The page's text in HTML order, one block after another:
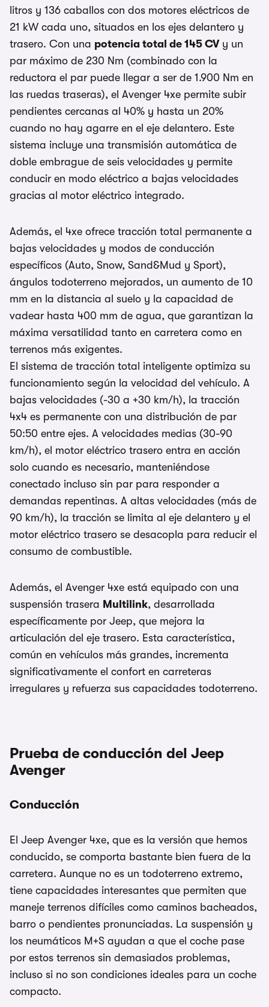
litros y 136 caballos con dos motores eléctricos de
21 kW cada uno, situados en los ejes delantero y
trasero. Con una potencia total de 145 CVy un
par máximo de 230 Nm (combinado con la
reductora el par puede llegar a ser de 1.900 Nm en
las ruedas traseras), el Avenger 4xe permite subir
pendientes cercanas al 40% y hasta un 20%
cuando no hay agarre en el eje delantero. Este
sistema incluye una transmisión automática de
doble embrague de seis velocidades y permite
conducir en modo eléctrico a bajas velocidades
gracias al motor eléctrico integrado.
Además, el 4xe ofrece tracción total permanente a
bajas velocidades y modos de conducción
específicos (Auto, Snow, Sand&Mud y Sport),
ángulos todoterreno mejorados, un aumento de 10
mm en la distancia al suelo y la capacidad de
vadear hasta 400 mm de agua, que garantizan la
máxima versatilidad tanto en carretera como en
terrenos más exigentes.
El sistema de tracción total inteligente optimiza su
funcionamiento según la velocidad del vehículo. A
bajas velocidades (-30 a +30 km/h), la tracción
4x4 es permanente con una distribución de par
50:50 entre ejes. A velocidades medias (30-90
km/h), el motor eléctrico trasero entra en acción
solo cuando es necesario, manteniéndose
conectado incluso sin par para responder a
demandas repentinas. A altas velocidades (más de
90 km/h), la tracción se limita al eje delantero y el
motor eléctrico trasero se desacopla para reducir el
consumo de combustible.
Además, el Avenger 4xe está equipado con una
suspensión trasera Multilink, desarrollada
específicamente por Jeep, que mejora la
articulación del eje trasero. Esta característica,
común en vehículos más grandes, incrementa
significativamente el confort en carreteras
irregulares y refuerza sus capacidades todoterreno.
Prueba de conducción del Jeep
Avenger
Conducción
El Jeep Avenger 4xe, que es la versión que hemos
conducido, se comporta bastante bien fuera de la
carretera. Aunque no es un todoterreno extremo,
tiene capacidades interesantes que permiten que
maneje terrenos difíciles como caminos bacheados,
barro o pendientes pronunciadas. La suspensión y
los neumáticos M+S ayudan a que el coche pase
por estos terrenos sin demasiados problemas,
incluso si no son condiciones ideales para un coche
compacto.